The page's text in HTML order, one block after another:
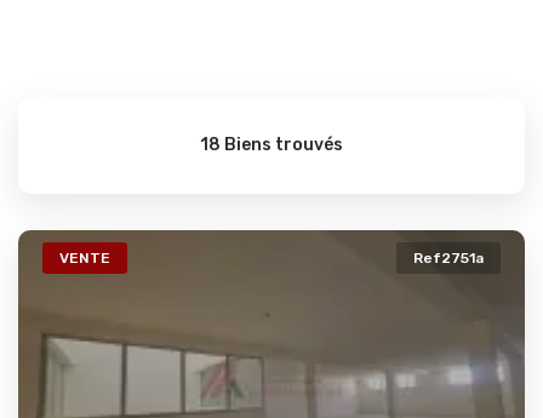
18 Biens trouvés
VENTE Ref2751a